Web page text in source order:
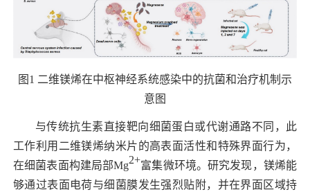
图 1 二维镁烯在中枢神经系统感染中的抗菌和治疗机制示
意图
与传统抗生素直接靶向细菌蛋白或代谢通路不同，此
工作利用二维镁烯纳米片的高表面活性和特殊界面行为，
在细菌表面构建局部Mg2+富集微环境。研究发现，镁烯能
够通过表面电荷与细菌膜发生强烈贴附，并在界面区域持